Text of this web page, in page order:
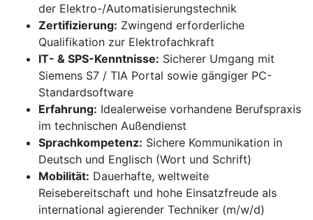
der Elektro-/Automatisierungstechnik
Zertifizierung: Zwingend erforderliche
Qualifikation zur Elektrofachkraft
IT- & SPS-Kenntnisse: Sicherer Umgang mit
Siemens S7 / TIA Portal sowie gängiger PC-
Standardsoftware
Erfahrung: Idealerweise vorhandene Berufspraxis
im technischen Außendienst
Sprachkompetenz: Sichere Kommunikation in
Deutsch und Englisch (Wort und Schrift)
Mobilität: Dauerhafte, weltweite
Reisebereitschaft und hohe Einsatzfreude als
international agierender Techniker (m/w/d)